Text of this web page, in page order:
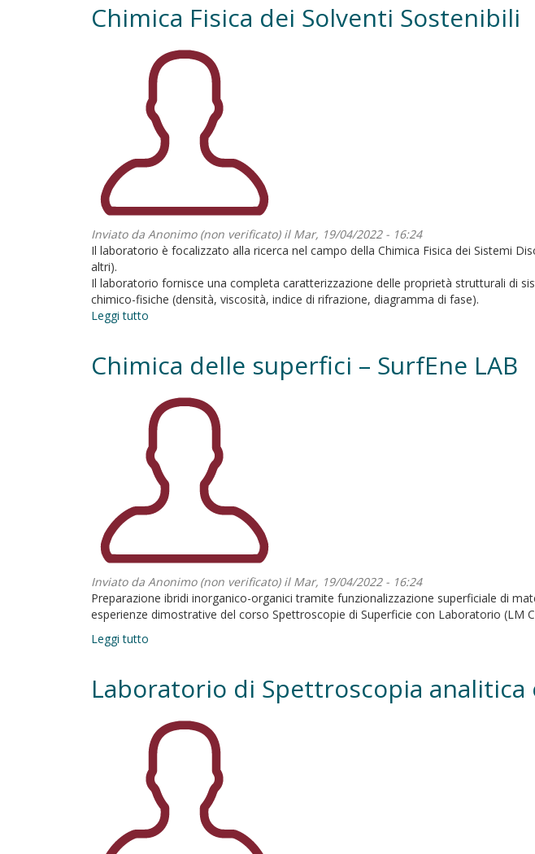
Effusion
Spectrometry)
Chimica Fisica dei Solventi Sostenibili
Inviato da Anonimo (non verificato)il Mar, 19/04/2022 - 16:24
Il laboratorio è focalizzato alla ricerca nel campo della Chimica Fisica dei Sistemi
altri).
Il laboratorio fornisce una completa caratterizzazione delle proprietà strutturali di
chimico-fisiche (densità, viscosità, indice di rifrazione, diagramma di fase).
Leggi tutto
dei
Sostenibili
Chimica delle superfici – SurfEne LAB
Inviato da Anonimo (non verificato)il Mar, 19/04/2022 - 16:24
Preparazione ibridi inorganico-organici tramite funzionalizzazione superficiale di
esperienze dimostrative del corso Spettroscopie di Superficie con Laboratorio (LM
Leggi tutto
superfici
SurfEne
LAB
Laboratorio di Spettroscopia analitica